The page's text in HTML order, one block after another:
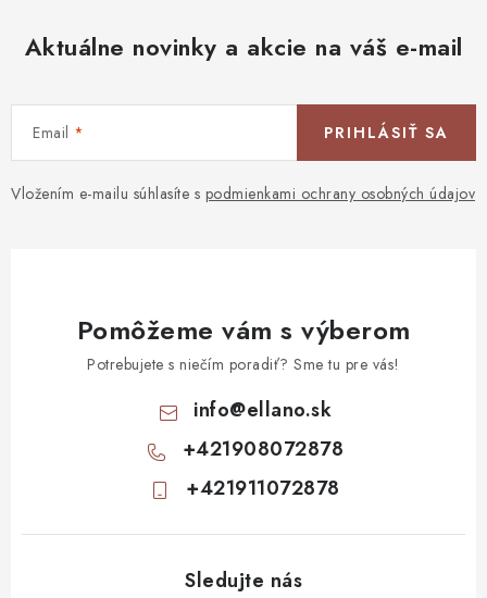
Aktuálne novinky a akcie na váš e-mail
Email
Vložením e-mailu súhlasíte s podmienkami ochrany osobných údajov
PRIHLÁSIŤ SA
Pomôžeme vám s výberom
Potrebujete s niečím poradiť? Sme tu pre vás!
info@ellano.sk
+421908072878
+421911072878